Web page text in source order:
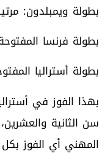
بطولة ويمبلدون:
بطولة فرنسا
بطولة أستراليا
سن الثانية
المهني أي الفوز بكل